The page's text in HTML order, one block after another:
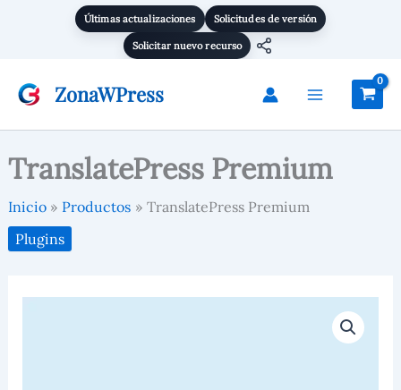
Últimas actualizaciones Solicitudes de versión
Solicitar nuevo recurso
ZonaWPress
TranslatePress Premium
Inicio Productos
TranslatePress Premium
Plugins